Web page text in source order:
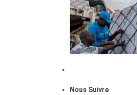
Nous Suivre